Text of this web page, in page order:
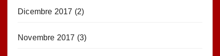
Dicembre 2017 (2)
Novembre 2017 (3)